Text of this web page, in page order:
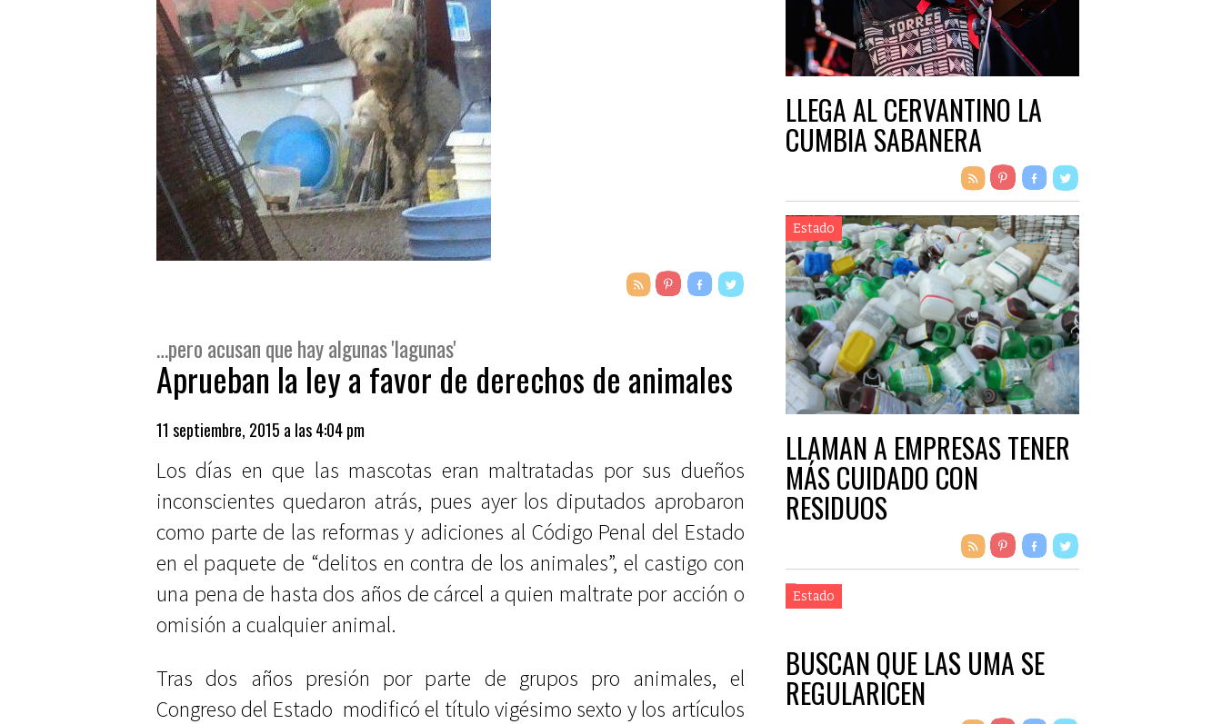
…pero acusan que hay algunas 'lagunas'
Aprueban la ley a favor de derechos de animales
11 septiembre, 2015 a las 4:04 pm
Los días en que las mascotas eran maltratadas por sus dueños
inconscientes quedaron atrás, pues ayer los diputados aprobaron
como parte de las reformas y adiciones al Código Penal del Estado
en el paquete de “delitos en contra de los animales”, el castigo con
una pena de hasta dos años de cárcel a quien maltrate por acción o
omisión a cualquier animal.
Tras dos años presión por parte de grupos pro animales, el
Congreso del Estado modificó el título vigésimo sexto y los artículos
LLEGA AL CERVANTINO LA
CUMBIA SABANERA
Estado
LLAMAN A EMPRESAS TENER
MÁS CUIDADO CON
RESIDUOS
Estado
BUSCAN QUE LAS UMA SE
REGULARICEN